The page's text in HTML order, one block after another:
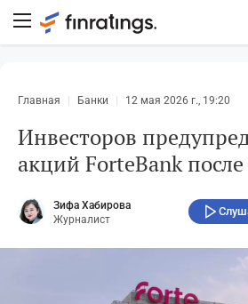
Главная Банки 12 мая 2026 г., 19:20
Инвесторов
акций ForteBank
Зифа Хабирова
Журналист